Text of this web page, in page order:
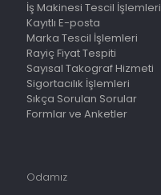
İş Makinesi Tescil İşlemleri
Kayıtlı E-posta
Marka Tescil İşlemleri
Rayiç Fiyat Tespiti
Sayısal Takograf Hizmeti
Sigortacılık İşlemleri
Sıkça Sorulan Sorular
Formlar ve Anketler
Odamız